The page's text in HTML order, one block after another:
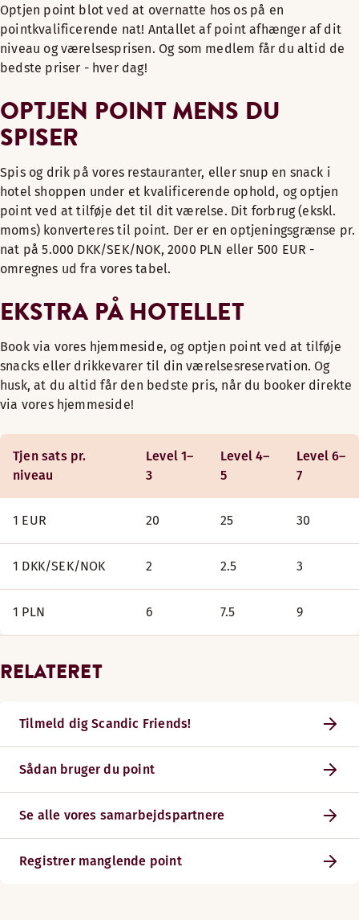
Optjen point blot ved at overnatte hos os på en
pointkvalificerende nat! Antallet af point afhænger af dit
niveau og værelsesprisen. Og som medlem får du altid de
bedste priser - hver dag!
OPTJEN POINT MENS DU
SPISER
Spis og drik på vores restauranter, eller snup en snack i
hotel shoppen under et kvalificerende ophold, og optjen
point ved at tilføje det til dit værelse. Dit forbrug (ekskl.
moms) konverteres til point. Der er en optjeningsgrænse pr.
nat på 5.000 DKK/SEK/NOK, 2000 PLN eller 500 EUR -
omregnes ud fra vores tabel.
EKSTRA PÅ HOTELLET
Book via vores hjemmeside, og optjen point ved at tilføje
snacks eller drikkevarer til din værelsesreservation. Og
husk, at du altid får den bedste pris, når du booker direkte
via vores hjemmeside!
Tjen sats pr.
niveau
Level 1–
3
Level 4–
5
Level 6–
7
1 EUR 20 25 30
1 DKK/SEK/NOK 2 2.5 3
1 PLN 6 7.5 9
RELATERET
Tilmeld dig Scandic Friends!
Sådan bruger du point
Se alle vores samarbejdspartnere
Registrer manglende point